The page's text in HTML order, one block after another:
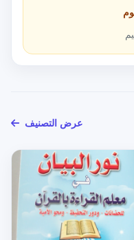
عرض التصنيف